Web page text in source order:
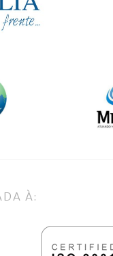
À: